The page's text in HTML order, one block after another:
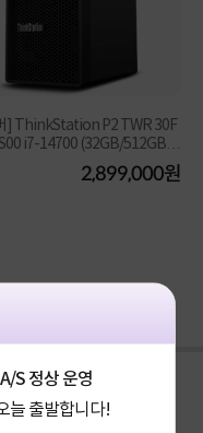
S 정상 운영
늘 출발합니다!
] ThinkStation P2 TWR 30F
i7-14700 (32GB/512GB N
4060/750W/...2,899,000원